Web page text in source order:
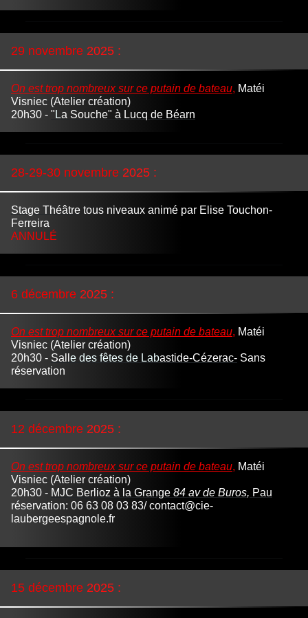
29 novembre 2025 :
On est trop nombreux sur ce putain de bateau, Matéi
Visniec (Atelier création)
20h30 - " La Souche" à Lucq de Béarn
28-29-30 novembre 2025 :
Stage Théâtre tous niveaux animé par Elise Touchon-
Ferreira
ANNULÉ
6 décembre 2025 :
On est trop nombreux sur ce putain de bateau, Matéi
Visniec (Atelier création)
20h30 - Sall e des fêtes de Labastide-Cézerac- Sans
réservation
12 décembre 2025 :
On est trop nombreux sur ce putain de bateau, Matéi
Visniec (Atelier création)
20h30 - MJC Berlioz à la Grange 84 av de Buros, Pau
réservation: 06 63 08 03 83/ contact@cie-
laubergeespagnole.fr
15 décembre 2025 :